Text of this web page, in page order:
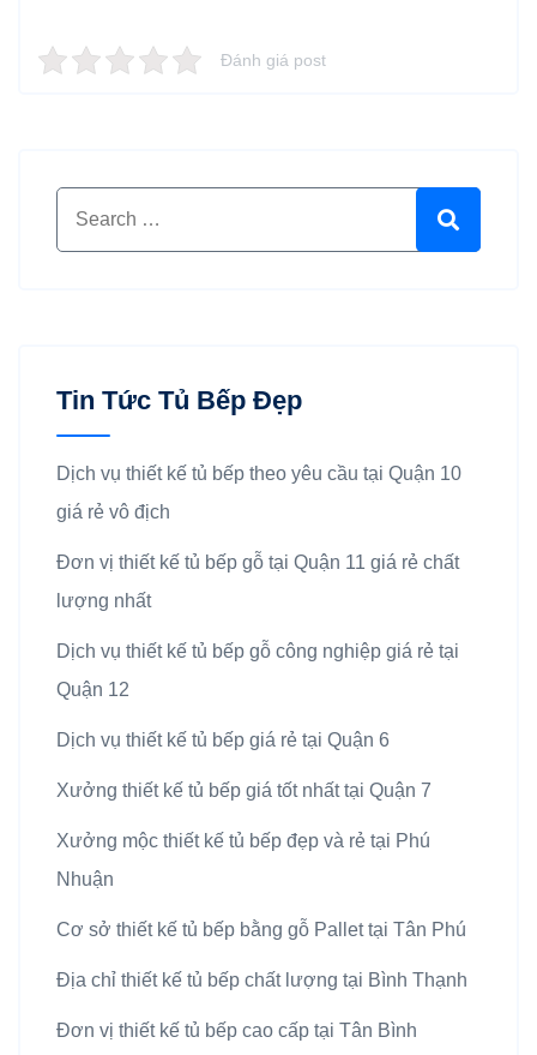
Đánh giá post
Tin Tức Tủ Bếp Đẹp
Dịch vụ thiết kế tủ bếp theo yêu cầu tại Quận 10
giá rẻ vô địch
Đơn vị thiết kế tủ bếp gỗ tại Quận 11 giá rẻ chất
lượng nhất
Dịch vụ thiết kế tủ bếp gỗ công nghiệp giá rẻ tại
Quận 12
Dịch vụ thiết kế tủ bếp giá rẻ tại Quận 6
Xưởng thiết kế tủ bếp giá tốt nhất tại Quận 7
Xưởng mộc thiết kế tủ bếp đẹp và rẻ tại Phú
Nhuận
Cơ sở thiết kế tủ bếp bằng gỗ Pallet tại Tân Phú
Địa chỉ thiết kế tủ bếp chất lượng tại Bình Thạnh
Đơn vị thiết kế tủ bếp cao cấp tại Tân Bình